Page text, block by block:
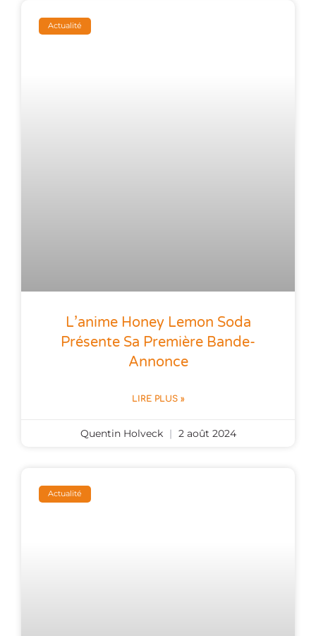
Actualité
L’anime Honey Lemon Soda
Présente Sa Première Bande-
Annonce
LIRE PLUS »
Quentin Holveck 2 août 2024
Actualité